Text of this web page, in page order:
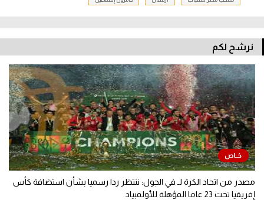
نرشح لكم
مصدر من اتحاد الكرة لـ في الجول: ننتظر ردا رسميا بشأن استضافة كأس
إفريقيا تحت 23 عاما المؤهلة للأولمبياد